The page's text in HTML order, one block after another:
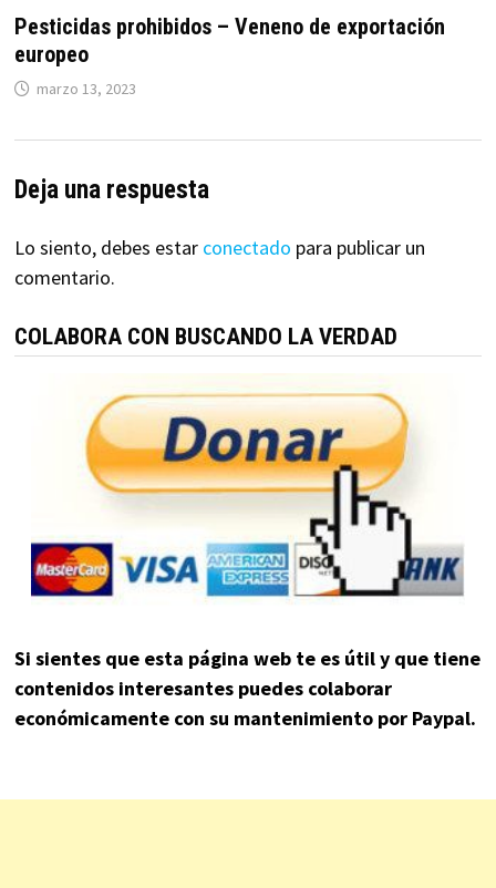
Pesticidas prohibidos – Veneno de exportación
europeo
marzo 13, 2023
Deja una respuesta
Lo siento, debes estar conectado para publicar un
comentario.
COLABORA CON BUSCANDO LA VERDAD
Si sientes que esta página web te es útil y que tiene
contenidos interesantes puedes colaborar
económicamente con su mantenimiento por Paypal.